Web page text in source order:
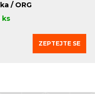
/ ORG
ks
ZEPTEJTE SE